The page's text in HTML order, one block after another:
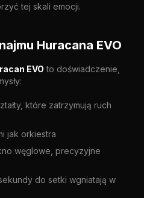
tej skali emocji.
Huracana EVO
EVO to doświadczenie,
które zatrzymują ruch
jak orkiestra
węglowe, precyzyjne
do setki wgniatają w